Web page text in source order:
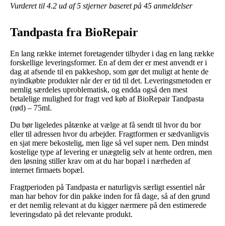
Vurderet til 4.2 ud af 5 stjerner baseret på 45 anmeldelser
Tandpasta fra BioRepair
En lang række internet foretagender tilbyder i dag en lang række
forskellige leveringsformer. En af dem der er mest anvendt er i
dag at afsende til en pakkeshop, som gør det muligt at hente de
nyindkøbte produkter når der er tid til det. Leveringsmetoden er
nemlig særdeles uproblematisk, og endda også den mest
betalelige mulighed for fragt ved køb af BioRepair Tandpasta
(rød) – 75ml.
Du bør ligeledes påtænke at vælge at få sendt til hvor du bor
eller til adressen hvor du arbejder. Fragtformen er sædvanligvis
en sjat mere bekostelig, men lige så vel super nem. Den mindst
kostelige type af levering er unægtelig selv at hente ordren, men
den løsning stiller krav om at du har bopæl i nærheden af
internet firmaets bopæl.
Fragtperioden på Tandpasta er naturligvis særligt essentiel når
man har behov for din pakke inden for få dage, så af den grund
er det nemlig relevant at du kigger nærmere på den estimerede
leveringsdato på det relevante produkt.